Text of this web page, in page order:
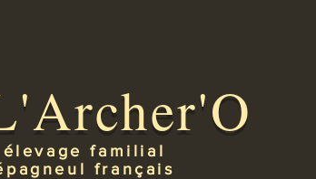
élevage familial
français